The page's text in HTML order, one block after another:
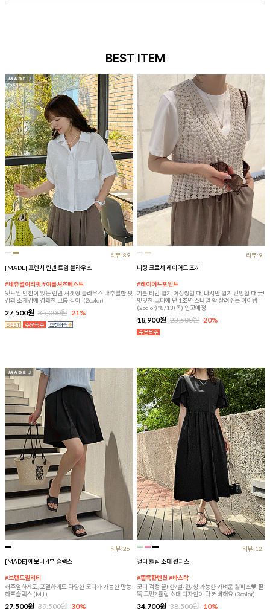
BEST ITEM
리뷰:89
[MADE] 프렌치 린넨 트임 블라우스
#네츄럴여리핏 #여름셔츠베스트
뒷트임 반전이 있는 린넨 셔켓형 블라우스 내추럴한 핏
감과 소재감에 경쾌한 크롭 길이! (2color)
27,500원 35,000원 21%
리뷰:9
니팅 크로셰 레이어드 조끼
#레이어드포인트
기본 티만 입기 어정쩡할 때, 나시만 입기 민망할 때 굿!
밋밋한 코디에 단 1초면 스타일 확 살려주는 아이템
(2color)*8/13(목) 입고예정
18,900원 23,500원 20%
리뷰:26
[MADE] 에보니 4부 슬랙스
#브랜드퀄리티
캐주얼하게도, 포멀하게도 다양한 코디가 가능한 만능
하프슬랙스 (M,L)
27,500원 39,500원 30%
리뷰:12
앨리 튤립 소매 원피스
#쫀득한텐션 #바스락
코디 걱정 끝! 한/벌/완/성 가능한 가벼운 원피스♥ 팔
뚝 고민? 튤립 소매 디자인이 다 커버해요 (3color)
34,700원 38,500원 10%